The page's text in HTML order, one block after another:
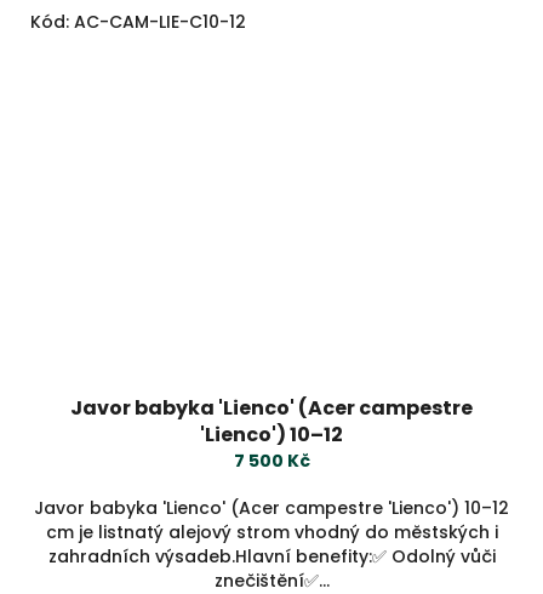
Javor babyka 'Lienco' (Acer campestre
'Lienco') 10–12
7 500 Kč
Javor babyka 'Lienco' (Acer campestre 'Lienco') 10–12
cm je listnatý alejový strom vhodný do městských i
zahradních výsadeb.Hlavní benefity:✅ Odolný vůči
znečištění✅...
Kód: AC-CAM-LIE-C10-12